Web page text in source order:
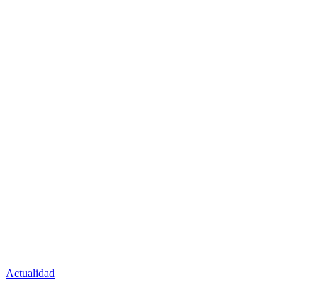
Actualidad